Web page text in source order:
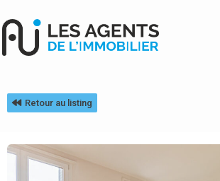
Retour au listing